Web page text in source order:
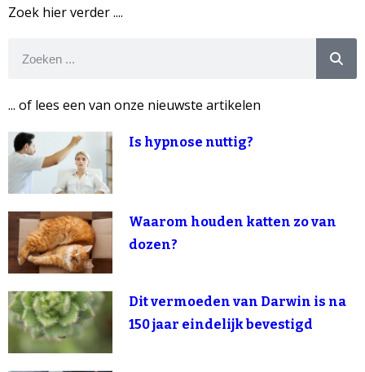
Zoek hier verder ....
... of lees een van onze nieuwste artikelen
Is hypnose nuttig?
Waarom houden katten zo van
dozen?
Dit vermoeden van Darwin is na
150 jaar eindelijk bevestigd